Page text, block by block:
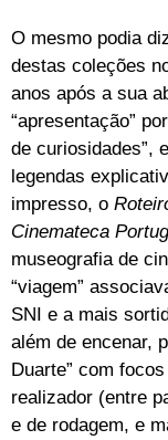
O mesmo podia
destas coleções
anos após a sua
“apresentação”
de curiosidades”,
legendas
impresso, o
Cinemateca
museografia de
“viagem”
SNI e a mais
além de encenar,
Duarte” com
realizador (entre
e de rodagem, e